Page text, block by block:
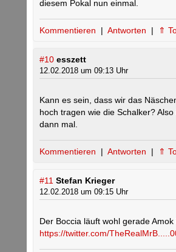
diesem Pokal nun einmal.
Kommentieren | Antworten | ⇑
#10 esszett
12.02.2018 um 09:13 Uhr
Kann es sein, dass wir das
hoch tragen wie die Schalker?
dann mal.
Kommentieren | Antworten | ⇑
#11 Stefan Krieger
12.02.2018 um 09:15 Uhr
Der Boccia läuft wohl gerade Amok
https://twitter.com/